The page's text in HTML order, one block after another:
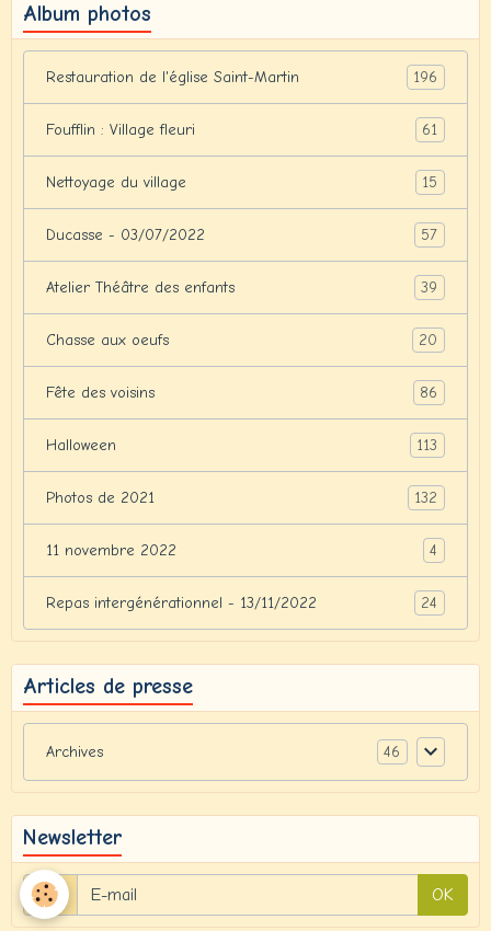
Album photos
Restauration de l'église Saint-Martin 196
Foufflin : Village fleuri 61
Nettoyage du village 15
Ducasse - 03/07/2022 57
Atelier Théâtre des enfants 39
Chasse aux oeufs 20
Fête des voisins 86
Halloween 113
Photos de 2021 132
11 novembre 2022 4
Repas intergénérationnel - 13/11/2022 24
Articles de presse
Archives 46
Newsletter
OK